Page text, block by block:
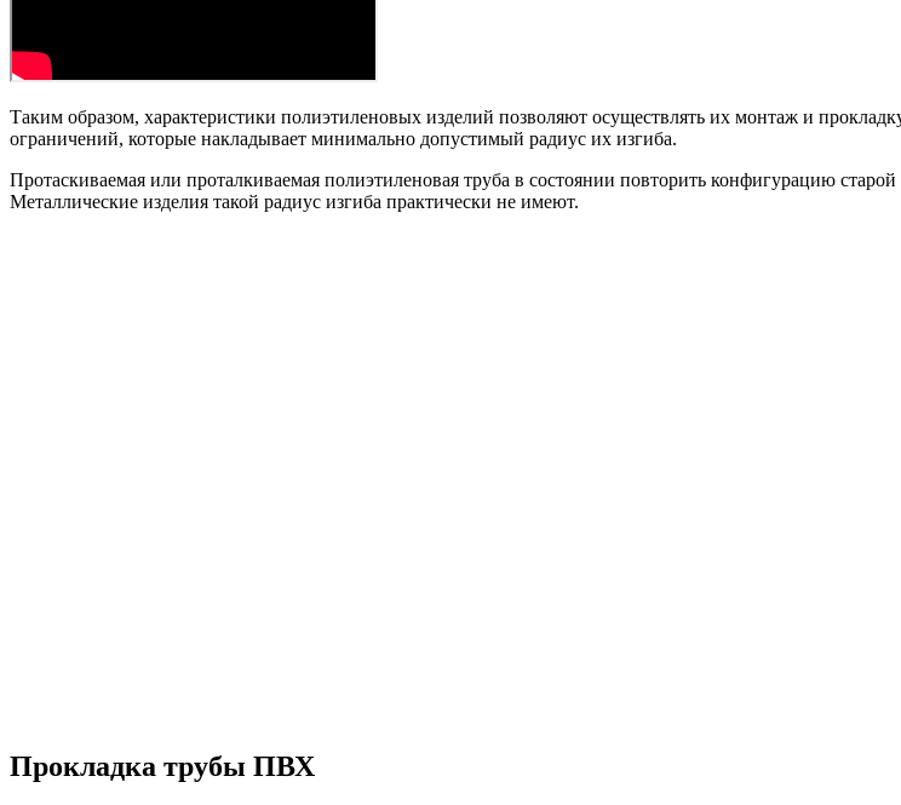
Таким образом, характеристики полиэтиленовых изделий позволяют осуществлять их монтаж и
ограничений, которые накладывает минимально допустимый радиус их изгиба.
Протаскиваемая или проталкиваемая полиэтиленовая труба в состоянии повторить конфигурацию
Металлические изделия такой радиус изгиба практически не имеют.
Прокладка трубы ПВХ